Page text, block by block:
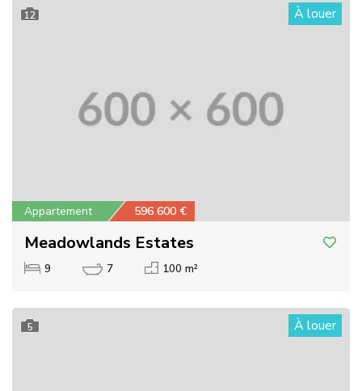
12 À louer
Appartement 596 600 €
Meadowlands Estates
9 7 100 m²
5 À louer